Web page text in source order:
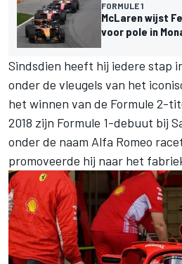
FORMULE 1
McLaren wijst
voor pole in
Sindsdien heeft hij iedere stap
onder de vleugels van het
het winnen van de Formule 2-
2018 zijn Formule 1-debuut bij
onder de naam Alfa Romeo
promoveerde hij naar het